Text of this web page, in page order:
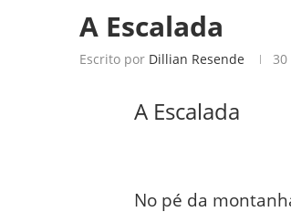
A Escalada
Escrito por Dillian Resende
A Escalada
No pé da